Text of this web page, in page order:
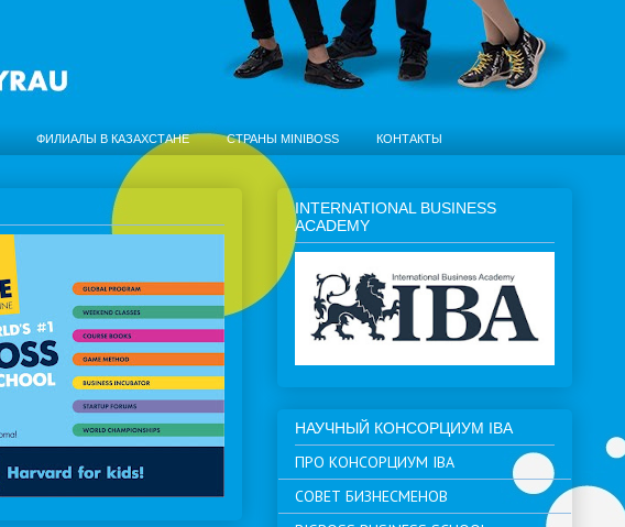
ФИЛИАЛЫ В КАЗАХСТАНЕ СТРАНЫ MINIBOSS КОНТАКТЫ
INTERNATIONAL BUSINESS
ACADEMY
НАУЧНЫЙ КОНСОРЦИУМ IBA
ПРО КОНСОРЦИУМ IBA
СОВЕТ БИЗНЕСМЕНОВ